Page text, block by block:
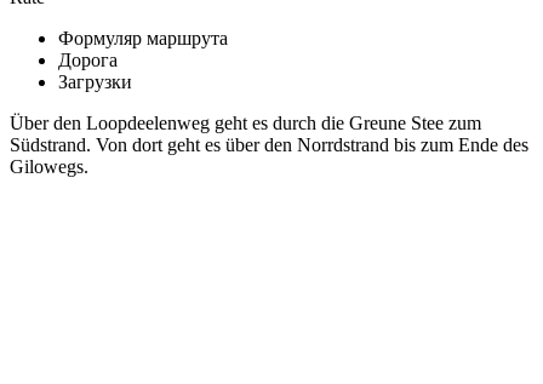
Формуляр маршрута
Дорога
Загрузки
Über den Loopdeelenweg geht es durch die Greune Stee zum
Südstrand. Von dort geht es über den Norrdstrand bis zum Ende des
Gilowegs.